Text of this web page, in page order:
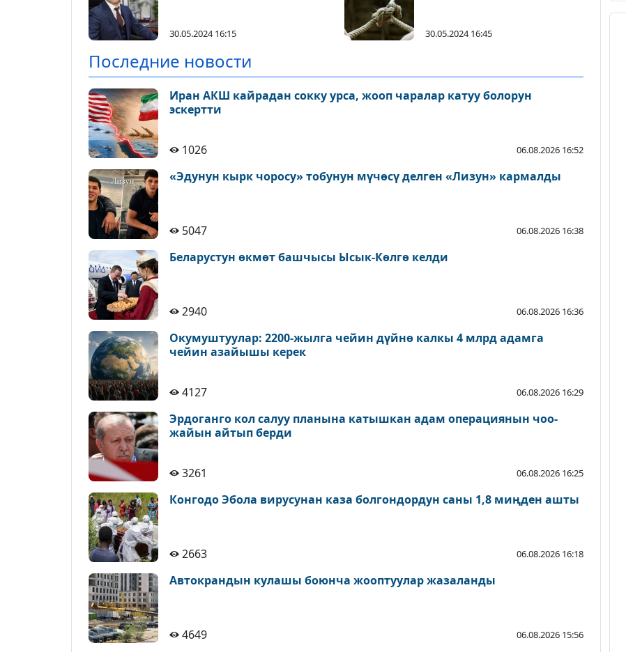
30.05.2024 16:15 30.05.2024 16:45
Последние новости
Иран АКШ кайрадан сокку урса, жооп чаралар катуу болорун
эскертти
1026 06.08.2026 16:52
«Эдунун кырк чоросу» тобунун мүчөсү делген «Лизун» кармалды
5047 06.08.2026 16:38
Беларустун өкмөт башчысы Ысык-Көлгө келди
2940 06.08.2026 16:36
Окумуштуулар: 2200-жылга чейин дүйнө калкы 4 млрд адамга
чейин азайышы керек
4127 06.08.2026 16:29
Эрдоганго кол салуу планына катышкан адам операциянын чоо-
жайын айтып берди
3261 06.08.2026 16:25
Конгодо Эбола вирусунан каза болгондордун саны 1,8 миңден ашты
2663 06.08.2026 16:18
Автокрандын кулашы боюнча жооптуулар жазаланды
4649 06.08.2026 15:56